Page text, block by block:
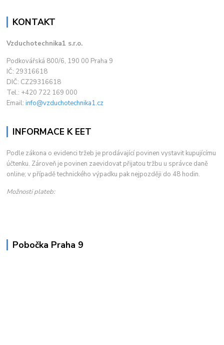
KONTAKT
Vzduchotechnika1 s.r.o.
Podkovářská 800/6, 190 00 Praha 9
IČ: 29316618
DIČ: CZ29316618
Tel.: +420 722 169 000
Email:info@vzduchotechnika1.cz
INFORMACE K EET
Podle zákona o evidenci tržeb je prodávající povinen vystavit kupujícímu
účtenku. Zároveň je povinen zaevidovat přijatou tržbu u správce daně
online; v případě technického výpadku pak nejpozději do 48 hodin.
Možnosti plateb:
Pobočka Praha 9